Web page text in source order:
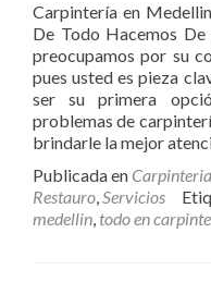
Carpintería en
De Todo Hacemos
preocupamos por su
pues usted es pieza
ser su primera
problemas de
brindarle la mejor
Publicada en Carpinteria
Restauro,Servicios
medellin, todo en